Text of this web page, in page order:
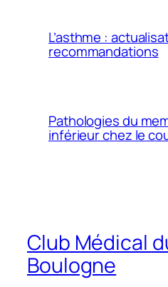
L’asthme :
recommandations
Pathologies du
inférieur chez le
Club Médical
Boulogne